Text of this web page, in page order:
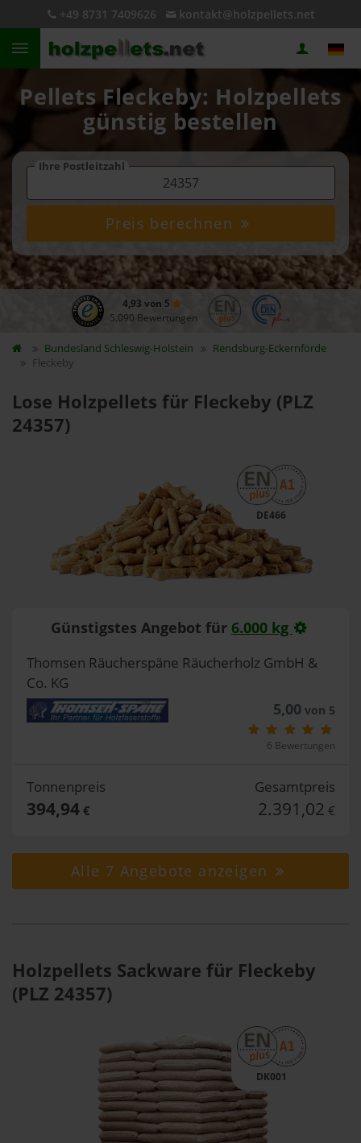
+49 8731 7409626 kontakt@holzpellets.net
Pellets Fleckeby: Holzpellets
günstig bestellen
Ihre Postleitzahl
Preis berechnen
4,93 von 5
5.090 Bewertungen
Bundesland Schleswig-Holstein
Rendsburg-Eckernförde
Fleckeby
Lose Holzpellets für Fleckeby (PLZ
24357)
DE466
Günstigstes Angebot für 6.000 kg
Thomsen Räucherspäne Räucherholz GmbH &
Co. KG
5,00 von 5
6 Bewertungen
Tonnenpreis
394,94€
Gesamtpreis
2.391,02 €
Alle 7 Angebote anzeigen
Holzpellets Sackware für Fleckeby
(PLZ 24357)
DK001